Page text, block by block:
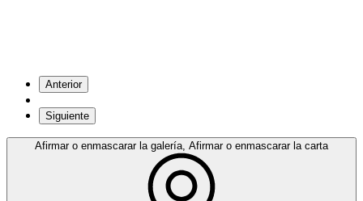
Anterior
Siguiente
Afirmar o enmascarar la galería, Afirmar o enmascarar la carta